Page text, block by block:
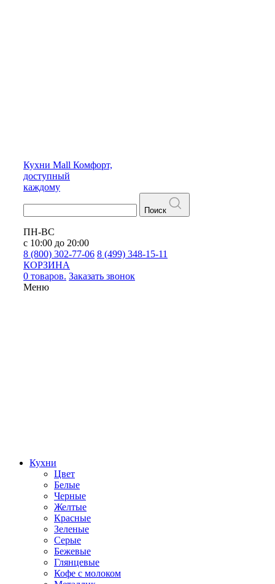
Кухни Mall Комфорт,
доступный
каждому
Поиск
ПН-ВС
с 10:00 до 20:00
8 (800) 302-77-06 8 (499) 348-15-11
КОРЗИНА
0 товаров. Заказать звонок
Меню
Кухни
Цвет
Белые
Черные
Желтые
Красные
Зеленые
Серые
Бежевые
Глянцевые
Кофе с молоком